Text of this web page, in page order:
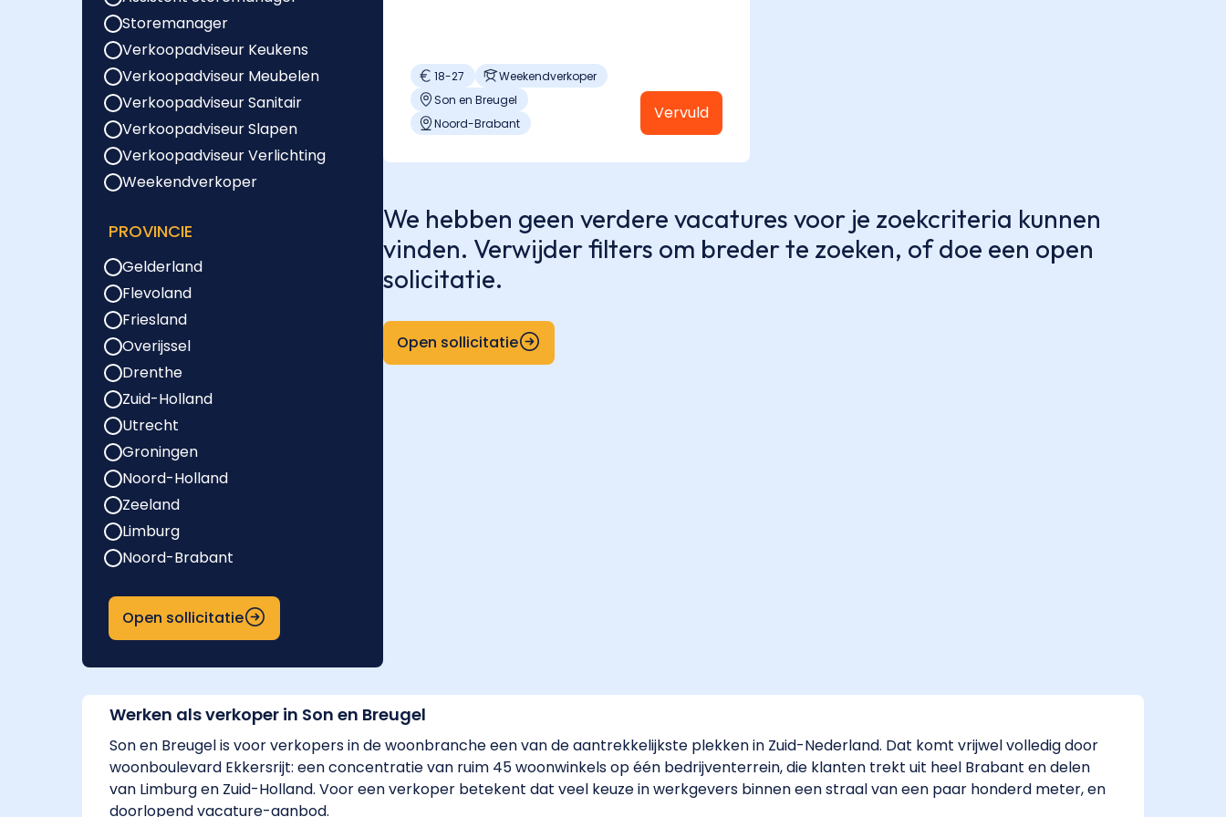
Storemanager
Verkoopadviseur Keukens
Verkoopadviseur Meubelen
Verkoopadviseur Sanitair
Verkoopadviseur Slapen
Verkoopadviseur Verlichting
Weekendverkoper
PROVINCIE
Gelderland
Flevoland
Friesland
Overijssel
Drenthe
Zuid-Holland
Utrecht
Groningen
Noord-Holland
Zeeland
Limburg
Noord-Brabant
Open sollicitatie
18-27
Weekendverkoper
Son en Breugel
Noord-Brabant
Vervuld
We hebben geen verdere vacatures voor je zoekcriteria kunnen
vinden. Verwijder filters om breder te zoeken, of doe een open
solicitatie.
Open sollicitatie
Werken als verkoper in Son en Breugel
Son en Breugel is voor verkopers in de woonbranche een van de aantrekkelijkste plekken in Zuid-Nederland. Dat komt vrijwel volledig door
woonboulevard Ekkersrijt: een concentratie van ruim 45 woonwinkels op één bedrijventerrein, die klanten trekt uit heel Brabant en delen
van Limburg en Zuid-Holland. Voor een verkoper betekent dat veel keuze in werkgevers binnen een straal van een paar honderd meter, en
doorlopend vacature-aanbod.